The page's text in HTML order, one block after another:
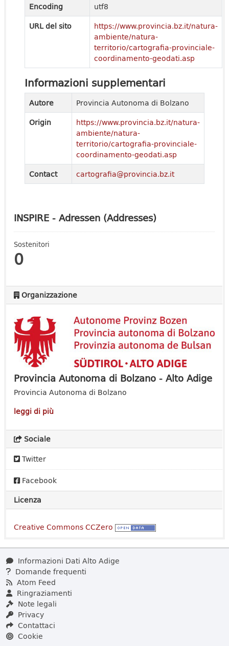
INSPIRE - Adressen (Addresses)
Sostenitori
0
Organizzazione
Provincia Autonoma di Bolzano - Alto Adige
Provincia Autonoma di Bolzano
leggi di più
Sociale
Twitter
Facebook
Licenza
Creative Commons CCZero
Encoding
utf8
URL del sito
https://www.provincia.bz.it/natura-
ambiente/natura-
territorio/cartografia-provinciale-
coordinamento-geodati.asp
Informazioni supplementari
Autore
Provincia Autonoma di Bolzano
Origin
https://www.provincia.bz.it/natura-
ambiente/natura-
territorio/cartografia-provinciale-
coordinamento-geodati.asp
Contact
cartografia@provincia.bz.it
Informazioni Dati Alto Adige
Domande frequenti
Atom Feed
Ringraziamenti
Note legali
Privacy
Contattaci
Cookie